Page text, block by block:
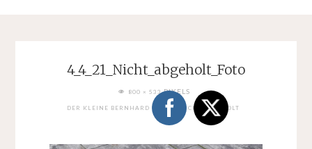
4_4_21_Nicht_abgeholt_Foto
FULL800 × 533PIXELS
DER KLEINE BERNHARD WURDE NICHT ABGEHOLT